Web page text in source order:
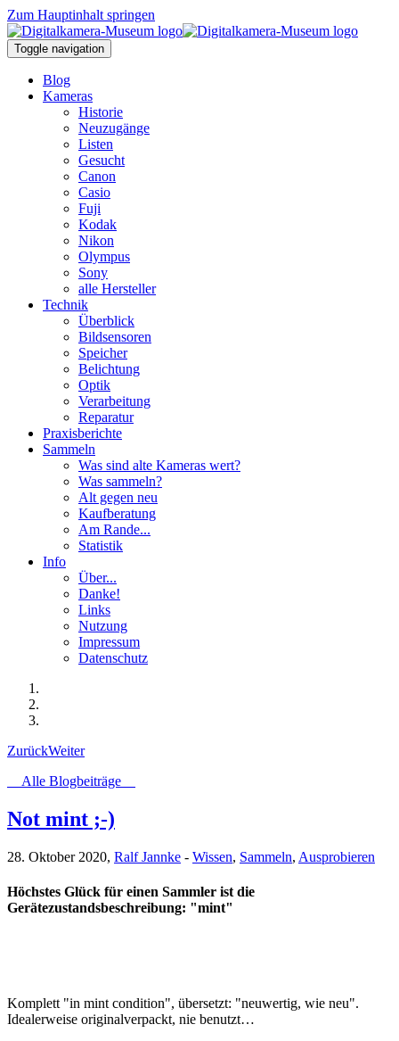
Zum Hauptinhalt springen
Toggle navigation
Blog
Kameras
Historie
Neuzugänge
Listen
Gesucht
Canon
Casio
Fuji
Kodak
Nikon
Olympus
Sony
alle Hersteller
Technik
Überblick
Bildsensoren
Speicher
Belichtung
Optik
Verarbeitung
Reparatur
Praxisberichte
Sammeln
Was sind alte Kameras wert?
Was sammeln?
Alt gegen neu
Kaufberatung
Am Rande...
Statistik
Info
Über...
Danke!
Links
Nutzung
Impressum
Datenschutz
ZurückWeiter
Alle Blogbeiträge
Not mint ;-)
28. Oktober 2020, Ralf Jannke - Wissen, Sammeln, Ausprobieren
Höchstes Glück für einen Sammler ist die
Gerätezustandsbeschreibung: "mint"
Komplett "in mint condition", übersetzt: "neuwertig, wie neu".
Idealerweise originalverpackt, nie benutzt…